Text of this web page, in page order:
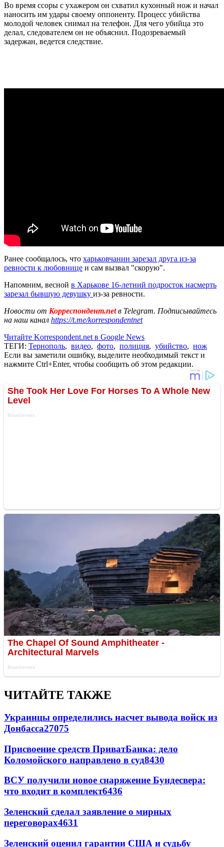
Во время ссоры с ухажером он схватил кухонный нож и начал
наносить им удары своему оппоненту. Процесс убийства
молодой человек снимал на телефон. Для чего убийца это
делал, следователем он не объяснил. Подозреваемый
задержан, ведется следствие.
Ранее сообщалось, что харьковчанин зарезал друга из-за
ревности к любовнице и сам вызвал "скорую".
Напомним, весной в Харькове 16-летний подросток насмерть
зарезал бывшую девушку из-за ревности.
Новости от Корреспондент.netв Telegram. Подписывайтесь
на наш канал https://t.me/korrespondentnet
Читайте Korrespondent.net в Google News
ТЕГИ: Тернополь, видео, фото, полиция, убийство, нож
Если вы заметили ошибку, выделите необходимый текст и
нажмите Ctrl+Enter, чтобы сообщить об этом редакции.
ЧИТАЙТЕ ТАКЖЕ
Украинцы определились насчет вывода войск из
Донбасса27075
Присвоение средств ПриватБанка: дело
Коломойского направлено в суд8430
ВСУ получили новое снаряжение Бундесвера:
что входит в комплект6436
Зеленский сделал заявление о мирных
переговорах4631
Зеленский оценил гарантии США и судьбу